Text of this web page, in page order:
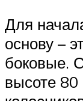
Для
основу –
боковые.
высоте